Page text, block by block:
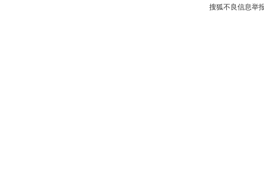
搜狐不良信息举